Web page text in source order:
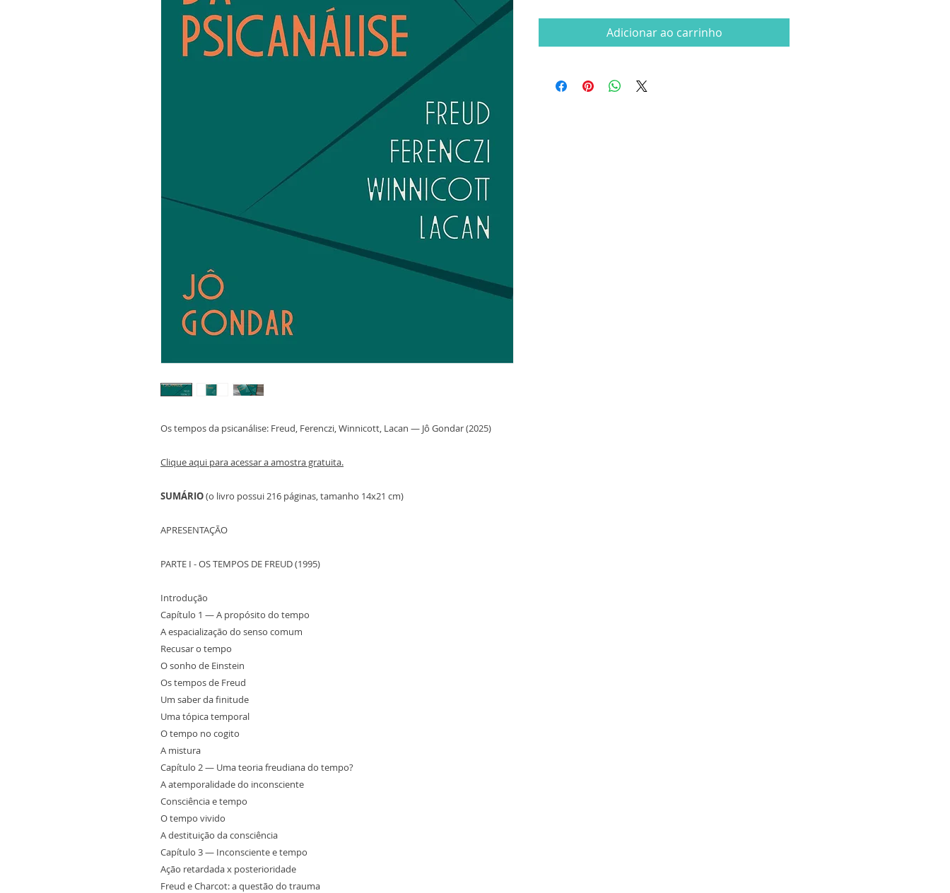
Os tempos da psicanálise: Freud, Ferenczi, Winnicott, Lacan — Jô Gondar (2025)
Clique aqui para acessar a amostra gratuita.
SUMÁRIO(o livro possui 216 páginas, tamanho 14x21 cm)
APRESENTAÇÃO
PARTE I - OS TEMPOS DE FREUD (1995)
Introdução
Capítulo 1 — A propósito do tempo
A espacialização do senso comum
Recusar o tempo
O sonho de Einstein
Os tempos de Freud
Um saber da finitude
Uma tópica temporal
O tempo no cogito
A mistura
Capítulo 2 — Uma teoria freudiana do tempo?
A atemporalidade do inconsciente
Consciência e tempo
O tempo vivido
A destituição da consciência
Capítulo 3 — Inconsciente e tempo
Ação retardada x posterioridade
Freud e Charcot: a questão do trauma
Adicionar ao carrinho